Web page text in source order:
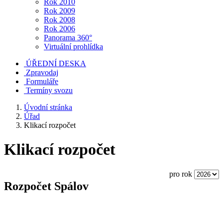
Rok 2010
Rok 2009
Rok 2008
Rok 2006
Panorama 360°
Virtuální prohlídka
ÚŘEDNÍ DESKA
Zpravodaj
Formuláře
Termíny svozu
Úvodní stránka
Úřad
Klikací rozpočet
Klikací rozpočet
pro rok
Rozpočet Spálov